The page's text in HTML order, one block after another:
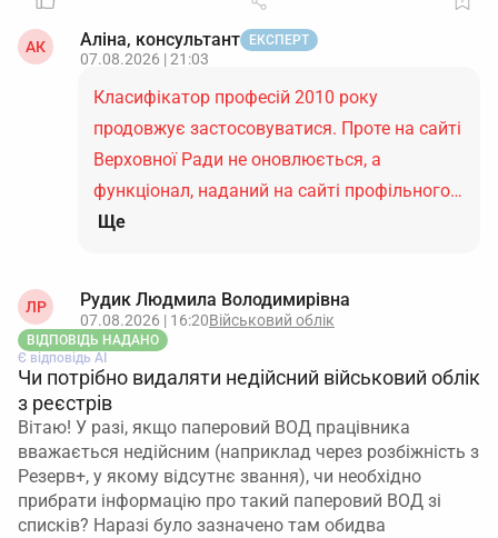
АК Аліна, консультант ЕКСПЕРТ
07.08.2026 | 21:03
Класифікатор професій 2010 року
продовжує застосовуватися. Проте на сайті
Верховної Ради не оновлюється, а
функціонал, наданий на сайті профільного…
Ще
ЛР Рудик Людмила Володимирівна
07.08.2026 | 16:20Військовий облік
ВІДПОВІДЬ НАДАНО
Є відповідь АІ
Чи потрібно видаляти недійсний військовий облік
з реєстрів
Вітаю! У разі, якщо паперовий ВОД працівника
вважається недійсним (наприклад через розбіжність з
Резерв+, у якому відсутнє звання), чи необхідно
прибрати інформацію про такий паперовий ВОД зі
списків? Наразі було зазначено там обидва